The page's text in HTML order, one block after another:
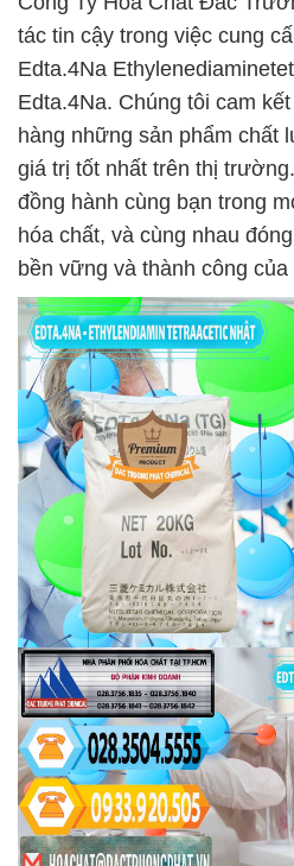
tác tin cậy trong việc cung
Edta.4Na
Edta.4Na. Chúng tôi cam
hàng những sản phẩm chất
giá trị tốt nhất trên thị
đồng hành cùng bạn trong
hóa chất, và cùng nhau
bền vững và thành công của